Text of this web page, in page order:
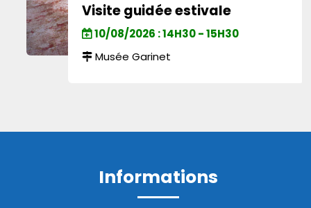
Visite guidée estivale
10/08/2026 : 14H30 - 15H30
Musée Garinet
Informations